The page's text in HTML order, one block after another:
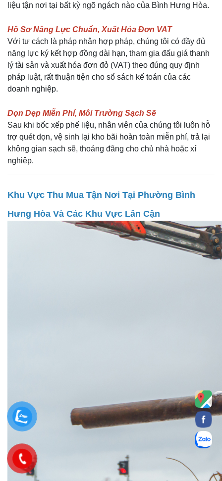
liệu tận nơi tại bất kỳ ngõ ngách nào của Bình Hưng Hòa.
Hồ Sơ Năng Lực Chuẩn, Xuất Hóa Đơn VAT
Với tư cách là pháp nhân hợp pháp, chúng tôi có đầy đủ
năng lực ký kết hợp đồng dài hạn, tham gia đấu giá thanh
lý tài sản và xuất hóa đơn đỏ (VAT) theo đúng quy định
pháp luật, rất thuận tiện cho sổ sách kế toán của các
doanh nghiệp.
Dọn Dẹp Miễn Phí, Môi Trường Sạch Sẽ
Sau khi bốc xếp phế liệu, nhân viên của chúng tôi luôn hỗ
trợ quét dọn, vệ sinh lại kho bãi hoàn toàn miễn phí, trả lại
không gian sạch sẽ, thoáng đãng cho chủ nhà hoặc xí
nghiệp.
Khu Vực Thu Mua Tận Nơi Tại Phường Bình
Hưng Hòa Và Các Khu Vực Lân Cận